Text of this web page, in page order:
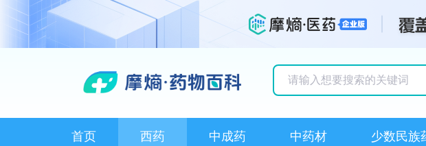
首页 西药 中成药 中药材 少数民族